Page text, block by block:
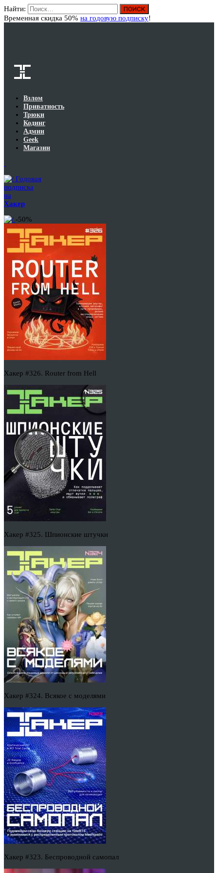
Найти:
Временная скидка 50% на годовую подписку!
Взлом
Приватность
Трюки
Кодинг
Админ
Geek
Магазин
Годовая
подписка
на
Хакер
-50%
Хакер #326. Router from Hell
Хакер #325. Шпионские штучки
Хакер #324. Всякое с моделями
Хакер #323. Беспроводной самопал